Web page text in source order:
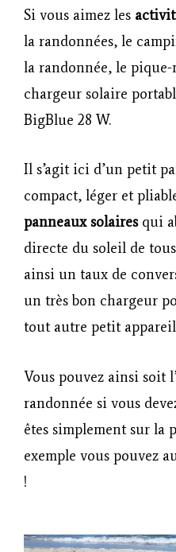
Si vous aimez les
la randonnées, le
la randonnée, le
chargeur solaire
BigBlue 28 W.
Il s’agit ici d’un petit
compact, léger et
panneaux solairesqui
directe du soleil de
ainsi un taux de
un très bon chargeur
tout autre petit
Vous pouvez ainsi soit
randonnée si vous
êtes simplement sur la
exemple vous pouvez
!